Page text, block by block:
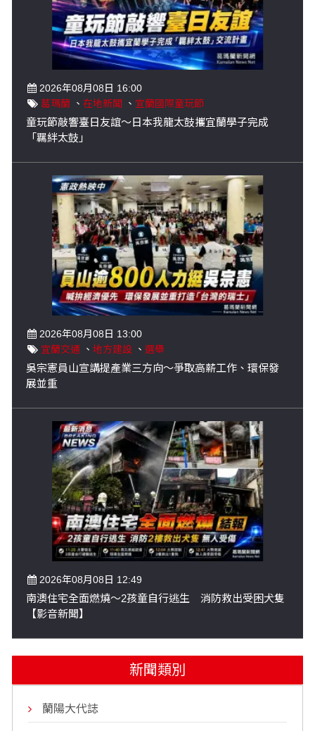
2026年08月08日 16:00
葛瑪蘭 、 在地新聞 、 宜蘭國際童玩節
童玩節敲響臺日友誼～日本我龍太鼓攜宜蘭學子完成
「羈絆太鼓」
2026年08月08日 13:00
宜蘭交通 、 地方建設 、 選舉
吳宗憲員山宣講提產業三方向～爭取高薪工作、環保發
展並重
2026年08月08日 12:49
南澳住宅全面燃燒～2孩童自行逃生 消防救出受困犬隻
【影音新聞】
新聞類別
蘭陽大代誌